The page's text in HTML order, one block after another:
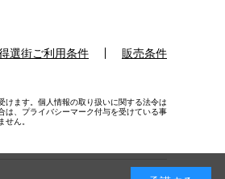
選街ご利用条件 販売条件
けます。個人情報の取り扱いに関する法令は
は、プライバシーマーク付与を受けている事
せん。